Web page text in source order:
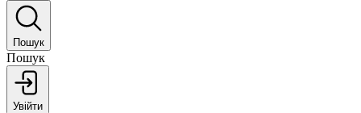
Пошук
Пошук
Увійти